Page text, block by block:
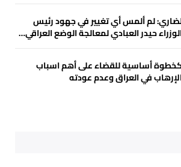
لم ألمس أي تغيير في جهود رئيس
حيدر العبادي لمعالجة الوضع العراقي…
أساسية للقضاء على أهم اسباب
في العراق وعدم عودته